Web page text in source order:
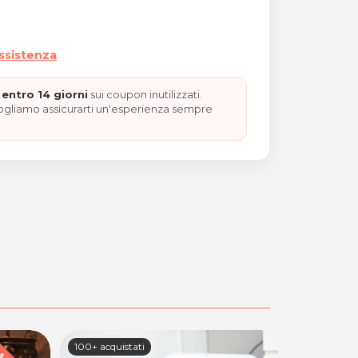
14 giorni sui coupon inutilizzati.
assicurarti un'esperienza sempre
100+ acquistati